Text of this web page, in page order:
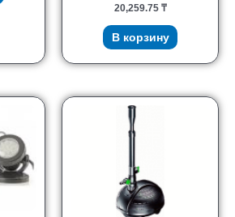
20,259.75 ₸
В корзину